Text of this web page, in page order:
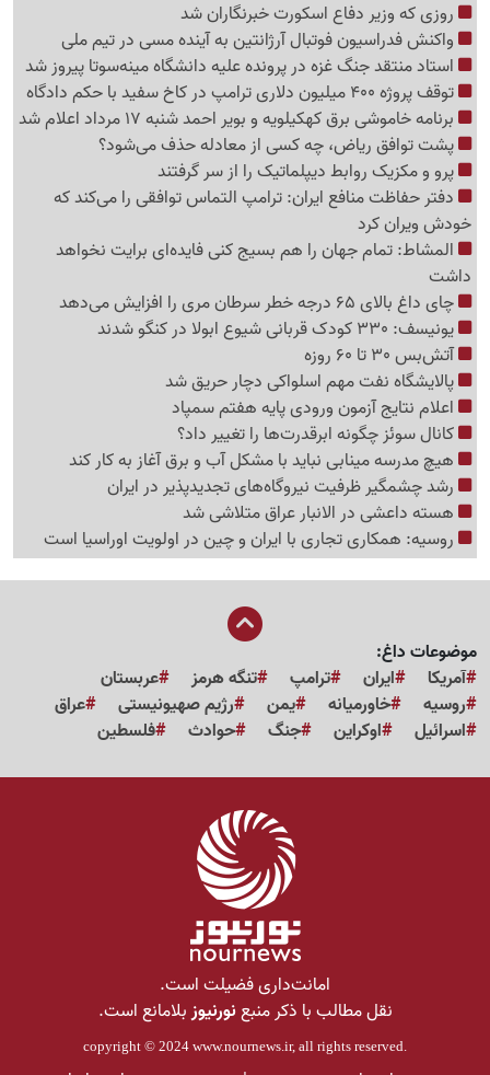
روزی که وزیر دفاع اسکورت خبرنگاران شد
واکنش فدراسیون فوتبال آرژانتین به آینده مسی در تیم ملی
استاد منتقد جنگ غزه در پرونده علیه دانشگاه مینه‌سوتا پیروز شد
توقف پروژه 400 میلیون دلاری ترامپ در کاخ سفید با حکم دادگاه
برنامه خاموشی برق کهکیلویه و بویر احمد شنبه 17 مرداد اعلام شد
پشت توافق ریاض، چه کسی از معادله حذف می‌شود؟
پرو و مکزیک روابط دیپلماتیک را از سر گرفتند
دفتر حفاظت منافع ایران: ترامپ التماس توافقی را می‌کند که
خودش ویران کرد
المشاط: تمام جهان را هم بسیج کنی فایده‌ای برایت نخواهد
داشت
چای داغ بالای 65 درجه خطر سرطان مری را افزایش می‌دهد
یونیسف: 330 کودک قربانی شیوع ابولا در کنگو شدند
آتش‌بس 30 تا 60 روزه
پالایشگاه نفت مهم اسلواکی دچار حریق شد
اعلام نتایج آزمون ورودی پایه هفتم سمپاد
کانال سوئز چگونه ابرقدرت‌ها را تغییر داد؟
هیچ مدرسه مینابی نباید با مشکل آب و برق آغاز به کار کند
رشد چشمگیر ظرفیت نیروگاه‌های تجدیدپذیر در ایران
هسته داعشی در الانبار عراق متلاشی شد
روسیه: همکاری تجاری با ایران و چین در اولویت اوراسیا است
موضوعات داغ:
آمریکا
ایران ترامپ تنگه هرمز
عربستان
روسیه
خاورمیانه یمن رژیم صهیونیستی
عراق
اسرائیل
اوکراین جنگ حوادث فلسطین
امانت‌داری فضیلت است.
نقل مطالب با ذکر منبعنورنیوزبلامانع است.
copyright © 2024 www.nournews.ir, all rights reserved.